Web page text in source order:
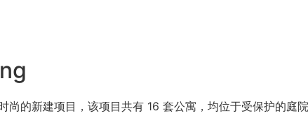
的新建项目，该项目共有 16 套公寓，均位于受保护的庭